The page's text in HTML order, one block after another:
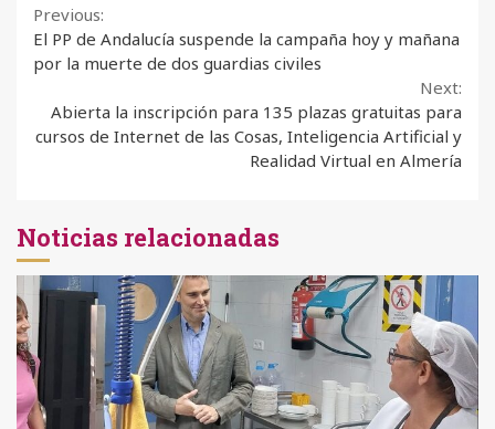
Continue
Reading
Previous:
El PP de Andalucía suspende la campaña hoy y mañana
por la muerte de dos guardias civiles
Next:
Abierta la inscripción para 135 plazas gratuitas para
cursos de Internet de las Cosas, Inteligencia Artificial y
Realidad Virtual en Almería
Noticias relacionadas